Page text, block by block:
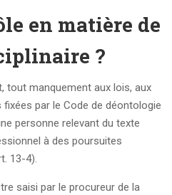
en matière de
?
tout manquement aux lois, aux
par le Code de déontologie
personne relevant du texte
à des poursuites
13-4).
saisi par le procureur de la